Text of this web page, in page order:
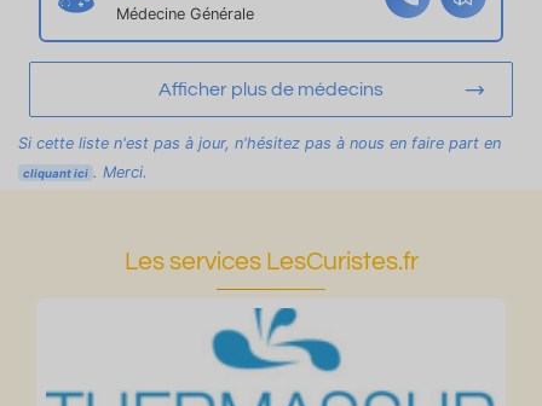
Médecine Générale
Afficher plus de médecins
Si cette liste n'est pas à jour, n'hésitez pas à nous en faire part en
cliquant ici . Merci.
Les services LesCuristes.fr